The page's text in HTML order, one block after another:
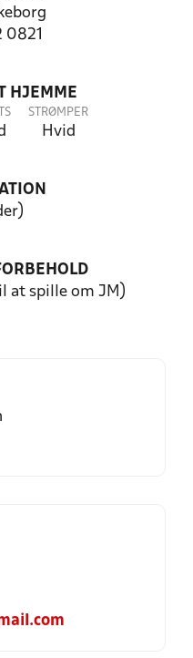
0821
HJEMME
STRØMPER
Hvid
at spille om JM)